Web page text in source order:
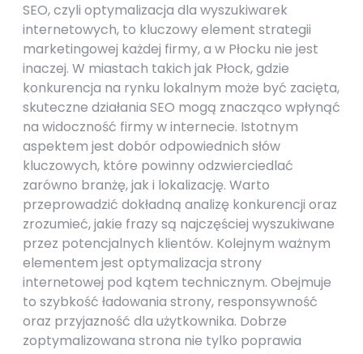
SEO, czyli optymalizacja dla wyszukiwarek
internetowych, to kluczowy element strategii
marketingowej każdej firmy, a w Płocku nie jest
inaczej. W miastach takich jak Płock, gdzie
konkurencja na rynku lokalnym może być zacięta,
skuteczne działania SEO mogą znacząco wpłynąć
na widoczność firmy w internecie. Istotnym
aspektem jest dobór odpowiednich słów
kluczowych, które powinny odzwierciedlać
zarówno branżę, jak i lokalizację. Warto
przeprowadzić dokładną analizę konkurencji oraz
zrozumieć, jakie frazy są najczęściej wyszukiwane
przez potencjalnych klientów. Kolejnym ważnym
elementem jest optymalizacja strony
internetowej pod kątem technicznym. Obejmuje
to szybkość ładowania strony, responsywność
oraz przyjazność dla użytkownika. Dobrze
zoptymalizowana strona nie tylko poprawia